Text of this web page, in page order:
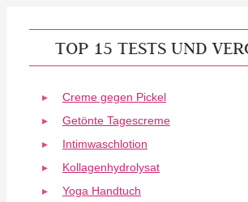
TOP 15 TESTS UND
Creme gegen Pickel
Getönte Tagescreme
Intimwaschlotion
Kollagenhydrolysat
Yoga Handtuch